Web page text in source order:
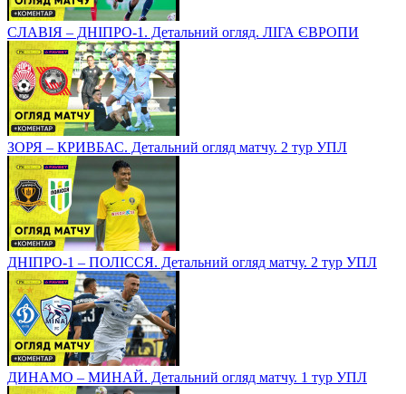
СЛАВІЯ – ДНІПРО-1. Детальний огляд. ЛІГА ЄВРОПИ
ЗОРЯ – КРИВБАС. Детальний огляд матчу. 2 тур УПЛ
ДНІПРО-1 – ПОЛІССЯ. Детальний огляд матчу. 2 тур УПЛ
ДИНАМО – МИНАЙ. Детальний огляд матчу. 1 тур УПЛ